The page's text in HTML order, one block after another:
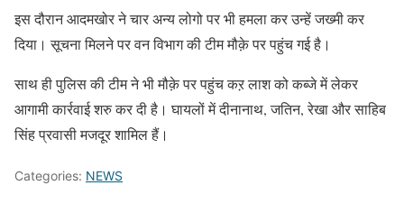
इस दौरान आदमखोर ने चार अन्य लोगो पर भी हमला कर उन्हें जख्मी कर
दिया। सूचना मिलने पर वन विभाग की टीम मौक़े पर पहुंच गई है।
साथ ही पुलिस की टीम ने भी मौक़े पर पहुंच कऱ लाश को कब्जे में लेकर
आगामी कार्रवाई शरु कर दी है। घायलों में दीनानाथ, जतिन, रेखा और साहिब
सिंह प्रवासी मजदूर शामिल हैं।
Categories: NEWS